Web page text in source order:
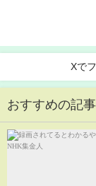
Xで
おすすめの記事